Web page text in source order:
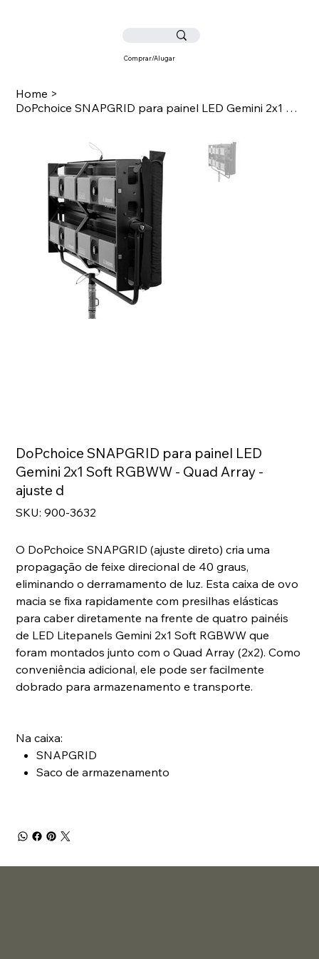
Comprar/Alugar
Home >
DoPchoice SNAPGRID para painel LED Gemini 2x1 Soft RGBWW - Quad Array - ajuste d
DoPchoice SNAPGRID para painel LED
Gemini 2x1 Soft RGBWW - Quad Array -
ajuste d
SKU: SKU
900-
900-3632
O DoPchoice SNAPGRID (ajuste direto) cria uma
propagação de feixe direcional de 40 graus,
eliminando o derramamento de luz. Esta caixa de ovo
macia se fixa rapidamente com presilhas elásticas
para caber diretamente na frente de quatro painéis
de LED Litepanels Gemini 2x1 Soft RGBWW que
foram montados junto com o Quad Array (2x2). Como
conveniência adicional, ele pode ser facilmente
dobrado para armazenamento e transporte.
Na caixa:
SNAPGRID
Saco de armazenamento